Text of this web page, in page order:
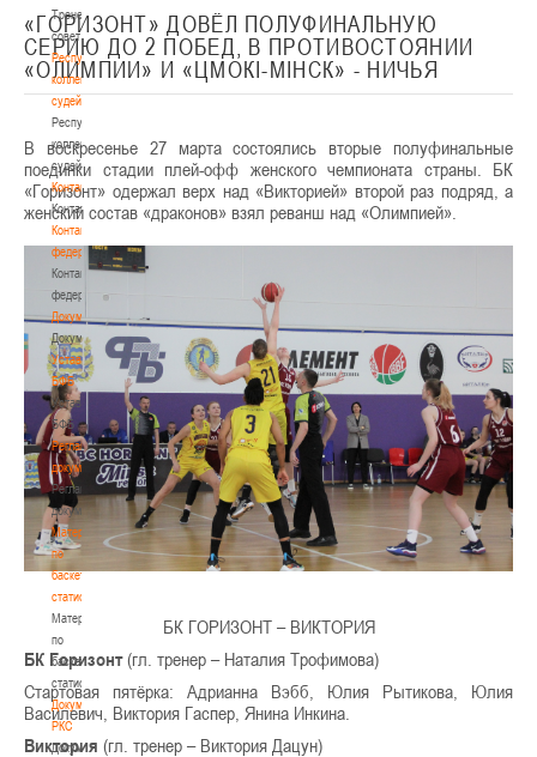
Тренерский
совет
Республиканская
коллегия
судей
Республиканская
коллегия
судей
Контакты
Контакты
Контакты
федерации
Контакты
федерации
Документы
Документы
Устав
БФБ
Устав
БФБ
Регламентирующие
документы
Регламентирующие
документы
Материалы
по
баскетбольной
статистике
Материалы
по
баскетбольной
статистике
Документы
РКС
Документы
«ГОРИЗОНТ» ДОВЁЛ ПОЛУФИНАЛЬНУЮ
СЕРИЮ ДО 2 ПОБЕД, В ПРОТИВОСТОЯНИИ
«ОЛИМПИИ» И «ЦМОКІ-МІНСК» - НИЧЬЯ
В воскресенье 27 марта состоялись вторые полуфинальные
поединки стадии плей-офф женского чемпионата страны. БК
«Горизонт» одержал верх над «Викторией» второй раз подряд, а
женский состав «драконов» взял реванш над «Олимпией».
БК ГОРИЗОНТ – ВИКТОРИЯ
БК Горизонт(гл. тренер – Наталия Трофимова)
Стартовая пятёрка: Адрианна Вэбб, Юлия Рытикова, Юлия
Василевич, Виктория Гаспер, Янина Инкина.
Виктория (гл. тренер – Виктория Дацун)